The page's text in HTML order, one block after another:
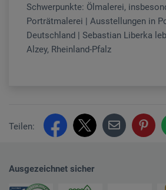
Schwerpunkte: Ölmalerei,
Porträtmalerei | Ausstellungen in
Deutschland | Sebastian Liberka
Alzey, Rheinland-Pfalz
Teilen:
Ausgezeichnet sicher